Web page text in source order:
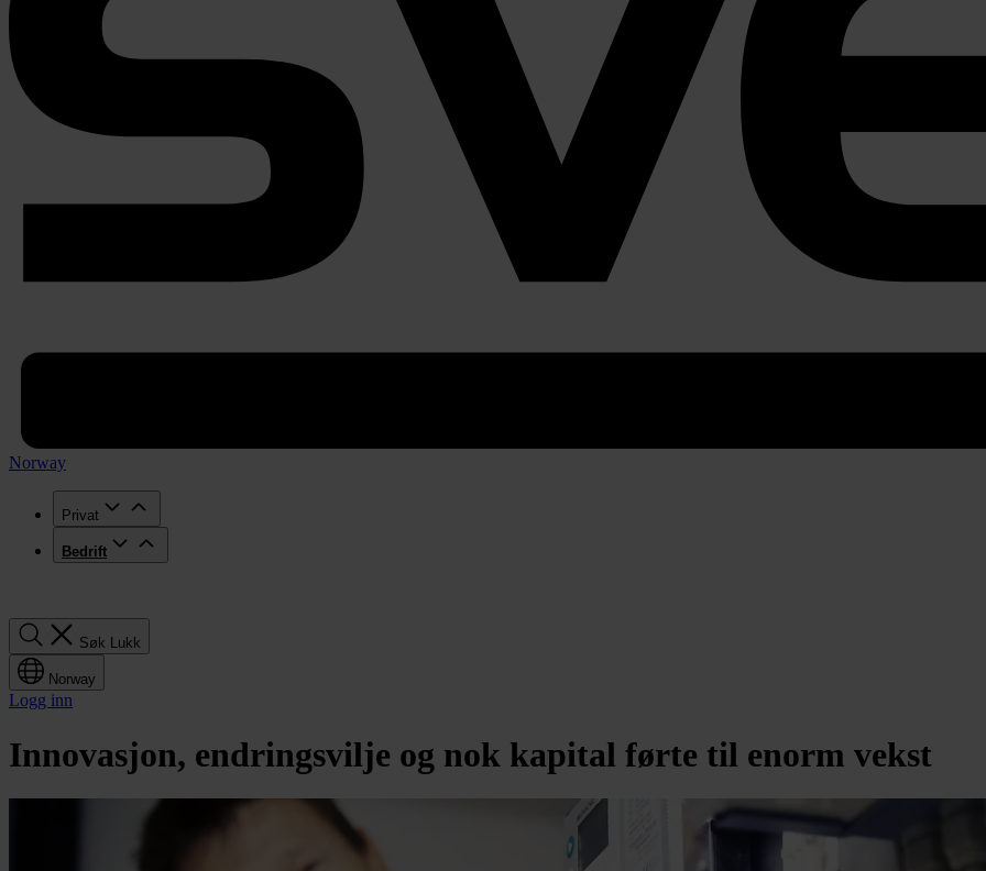
Norway
Privat
Bedrift
Søk Lukk
Norway
Logg inn
Innovasjon, endringsvilje og nok kapital førte til enorm vekst